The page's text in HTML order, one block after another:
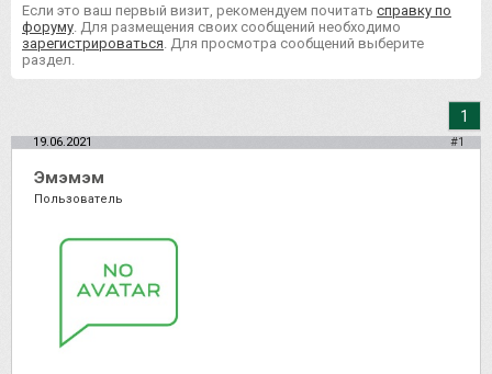
Если это ваш первый визит, рекомендуем почитать справку по
форуму . Для размещения своих сообщений необходимо
зарегистрироваться . Для просмотра сообщений выберите
раздел.
1
19.06.2021 #1
Эмэмэм
Пользователь